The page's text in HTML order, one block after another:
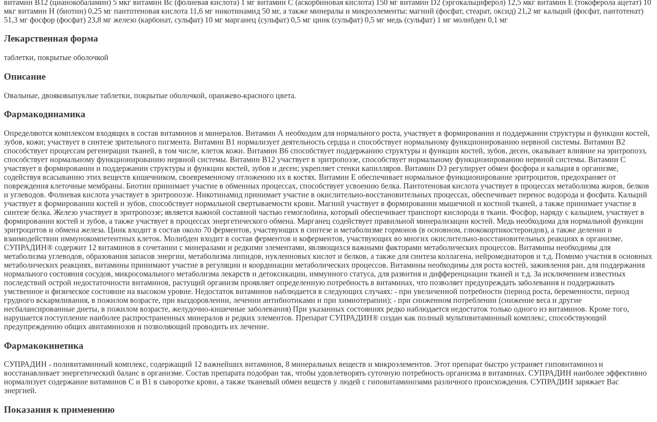
витамин В12 (цианокобаламин) 5 мкг витамин Вс (фолиевая кислота) 1 мг витамин С (аскорбиновая кислота) 150 мг витамин D2 (эргокальциферол) 12,5 мкг витамин Е (токоферола ацетат) 10
мкг витамин Н (биотин) 0,25 мг пантотеновая кислота 11,6 мг никотинамид 50 мг, а также минералы и микроэлементы: магний (фосфат, стеарат, оксид) 21,2 мг кальций (фосфат, пантотенат)
51,3 мг фосфор (фосфат) 23,8 мг железо (карбонат, сульфат) 10 мг марганец (сульфат) 0,5 мг цинк (сульфат) 0,5 мг медь (сульфат) 1 мг молибден 0,1 мг
Лекарственная форма
таблетки, покрытые оболочкой
Описание
Овальные, двояковыпуклые таблетки, покрытые оболочкой, оранжево-красного цвета.
Фармакодинамика
Определяются комплексом входящих в состав витаминов и минералов. Витамин А необходим для нормального роста, участвует в формировании и поддержании структуры и функции костей,
зубов, кожи; участвует в синтезе зрительного пигмента. Витамин В1 нормализует деятельность сердца и способствует нормальному функционированию нервной системы. Витамин В2
способствует процессам регенерации тканей, в том числе, клеток кожи. Витамин В6 способствует поддержанию структуры и функции костей, зубов, десен, оказывает влияние на эритропоэз,
способствует нормальному функционированию нервной системы. Витамин В12 участвует в эритропоэзе, способствует нормальному функционированию нервной системы. Витамин С
участвует в формировании и поддержании структуры и функции костей, зубов и десен; укрепляет стенки капилляров. Витамин D3 регулирует обмен фосфора и кальция в организме,
содействуя всасыванию этих веществ кишечником, своевременному отложению их в костях. Витамин Е обеспечивает нормальное функционирование эритроцитов, предохраняет от
повреждения клеточные мембраны. Биотин принимает участие в обменных процессах, способствует усвоению белка. Пантотеновая кислота участвует в процессах метаболизма жиров, белков
и углеводов. Фолиевая кислота участвует в эритропоэзе. Никотинамид принимает участие в окислительно-восстановительных процессах, обеспечивает перенос водорода и фосфата. Кальций
участвует в формировании костей и зубов, способствует нормальной свертываемости крови. Магний участвует в формировании мышечной и костной тканей, а также принимает участие в
синтезе белка. Железо участвует в эритропоэзе; является важной составной частью гемоглобина, который обеспечивает транспорт кислорода в ткани. Фосфор, наряду с кальцием, участвует в
формировании костей и зубов, а также участвует в процессах энергетического обмена. Марганец содействует правильной минерализации костей. Медь необходима для нормальной функции
эритроцитов и обмена железа. Цинк входит в состав около 70 ферментов, участвующих в синтезе и метаболизме гормонов (в основном, глюкокортикостероидов), а также делении и
взаимодействии иммунокомпетентных клеток. Молибден входит в состав ферментов и коферментов, участвующих во многих окислительно-восстановительных реакциях в организме.
СУПРАДИН® содержит 12 витаминов в сочетании с минералами и редкими элементами, являющихся важными факторами метаболических процессов. Витамины необходимы для
метаболизма углеводов, образования запасов энергии, метаболизма липидов, нуклеиновых кислот и белков, а также для синтеза коллагена, нейромедиаторов и т.д. Помимо участия в основных
метаболических реакциях, витамины принимают участие в регуляции и координации метаболических процессов. Витамины необходимы для роста костей, заживления ран, для поддержания
нормального состояния сосудов, микросомального метаболизма лекарств и детоксикации, иммунного статуса, для развития и дифференциации тканей и т.д. За исключением известных
последствий острой недостаточности витаминов, растущий организм проявляет определенную потребность в витаминах, что позволяет предупреждать заболевания и поддерживать
умственное и физическое состояние на высоком уровне. Недостаток витаминов наблюдается в следующих случаях: - при увеличенной потребности (период роста, беременности, период
грудного вскармливания, в пожилом возрасте, при выздоровлении, лечении антибиотиками и при химиотерапии); - при сниженном потреблении (снижение веса и другие
несбалансированные диеты, в пожилом возрасте, желудочно-кишечные заболевания) При указанных состояниях редко наблюдается недостаток только одного из витаминов. Кроме того,
нарушается поступление наиболее распространенных минералов и редких элементов. Препарат СУПРАДИН® создан как полный мультивитаминный комплекс, способствующий
предупреждению общих авитаминозов и позволяющий проводить их лечение.
Фармакокинетика
СУПРАДИН - поливитаминный комплекс, содержащий 12 важнейших витаминов, 8 минеральных веществ и микроэлементов. Этот препарат быстро устраняет гиповитаминоз и
восстанавливает энергетический баланс в организме. Состав препарата подобран так, чтобы удовлетворять суточную потребность организма в витаминах. СУПРАДИН наиболее эффективно
нормализует содержание витаминов С и В1 в сыворотке крови, а также тканевый обмен веществ у людей с гиповитаминозами различного происхождения. СУПРАДИН заряжает Вас
энергией.
Показания к применению